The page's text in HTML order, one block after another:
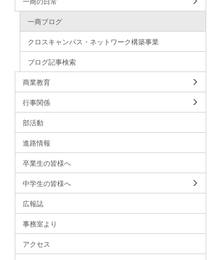
一商ブログ
クロスキャンパス・ネットワーク構築事業
ブログ記事検索
商業教育
行事関係
部活動
進路情報
卒業生の皆様へ
中学生の皆様へ
広報誌
事務室より
アクセス